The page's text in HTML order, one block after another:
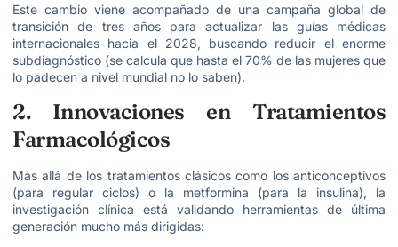
Este cambio viene acompañado de una campaña global de
transición de tres años para actualizar las guías médicas
internacionales hacia el 2028, buscando reducir el enorme
subdiagnóstico (se calcula que hasta el 70% de las mujeres que
lo padecen a nivel mundial no lo saben).
2. Innovaciones en Tratamientos
Farmacológicos
Más allá de los tratamientos clásicos como los anticonceptivos
(para regular ciclos) o la metformina (para la insulina), la
investigación clínica está validando herramientas de última
generación mucho más dirigidas: